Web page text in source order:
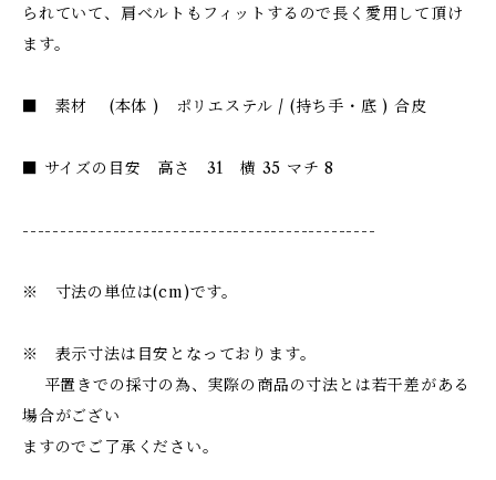
られていて、肩ベルトもフィットするので長く愛用して頂け
ます。
■ 素材 (本体 ) ポリエステル / (持ち手・底 ) 合皮
■ サイズの目安 高さ 31 横 35 マチ 8
-----------------------------------------------
※ 寸法の単位は(cm)です。
※ 表示寸法は目安となっております。
平置きでの採寸の為、実際の商品の寸法とは若干差がある
場合がござい
ますのでご了承ください。